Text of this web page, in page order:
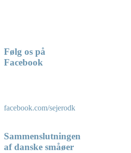
Følg os på
Facebook
facebook.com/sejerodk
Sammenslutningen
af danske småøer